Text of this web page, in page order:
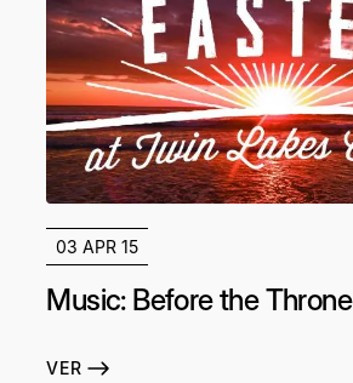
03 APR 15
Music: Before the Throne
VER